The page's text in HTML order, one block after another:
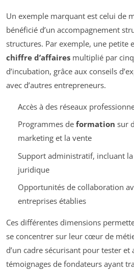
Un exemple marquant est celui de
bénéficié d’un accompagnement
structures. Par exemple, une petite
chiffre d’affaires multiplié par
d’incubation, grâce aux conseils
avec d’autres entrepreneurs.
Accès à des réseaux
Programmes de formation sur
marketing et la vente
Support administratif, incluant la
juridique
Opportunités de collaboration
entreprises établies
Ces différentes dimensions
se concentrer sur leur cœur de
d’un cadre sécurisant pour tester et
témoignages de fondateurs ayant